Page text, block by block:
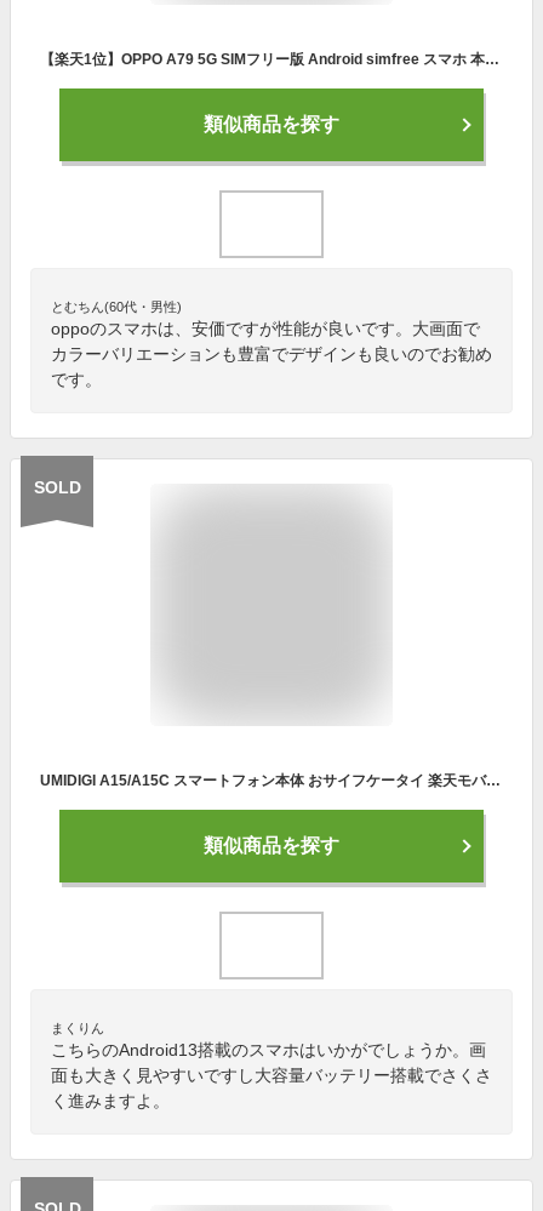
【楽天1位】OPPO A79 5G SIMフリー版 Android simfree スマホ 本体 新品 アンドロイド スマートフォン シムフリー 端末 メーカー保証 急速充電 外部メモリ eSIM DSDV ラジオ おサイフケータイ 顔認証 大容量バッテリー マイナンバーカード対応 大画面
類似商品を探す
とむちん(60代・男性)
oppoのスマホは、安価ですが性能が良いです。大画面で
カラーバリエーションも豊富でデザインも良いのでお勧め
です。
SOLD
UMIDIGI A15/A15C スマートフォン本体 おサイフケータイ 楽天モバイル 16GB+256GB/16GB+128GB 急速充電 Android 13.0 NFC対応 スマホ本体 6.7"HD大画面 64MP/48MP AI 3眼カメラ SIMフリー 5000mAh大容量バッテリー 顔認証 指紋認証 ※技適認証済
類似商品を探す
まくりん
こちらのAndroid13搭載のスマホはいかがでしょうか。画
面も大きく見やすいですし大容量バッテリー搭載でさくさ
く進みますよ。